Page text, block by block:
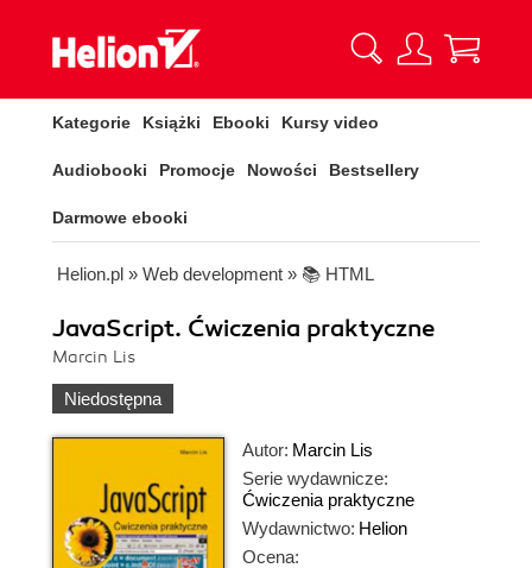
Kategorie Książki Ebooki Kursy video
Audiobooki Promocje Nowości Bestsellery
Darmowe ebooki
Helion.pl » Web development » 📚 HTML
JavaScript. Ćwiczenia praktyczne
Marcin Lis
Niedostępna
Autor: Marcin Lis
Serie wydawnicze:
Ćwiczenia praktyczne
Wydawnictwo: Helion
Ocena: